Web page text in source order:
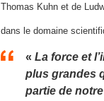
Thomas Kuhn et de
dans le domaine
« La force et
plus grandes
partie de